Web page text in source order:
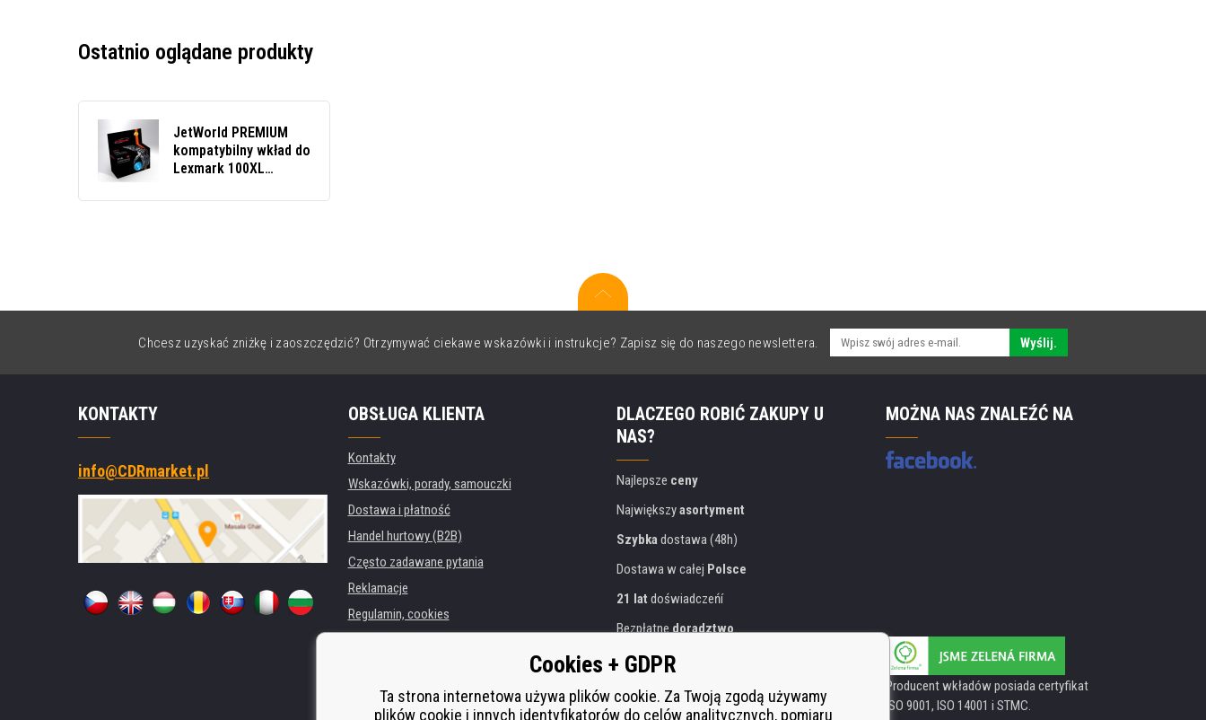
Ostatnio oglądane produkty
JetWorld PREMIUM
kompatybilny wkład do
Lexmark 100XL
(cyan)
Chcesz uzyskać zniżkę i zaoszczędzić? Otrzymywać ciekawe wskazówki i instrukcje? Zapisz się do naszego newslettera. Wyślij.
KONTAKTY
info@CDRmarket.pl
OBSŁUGA KLIENTA
Kontakty
Wskazówki, porady, samouczki
Dostawa i płatność
Handel hurtowy (B2B)
Często zadawane pytania
Reklamacje
Regulamin, cookies
Wynajem drukarek
DLACZEGO ROBIĆ ZAKUPY U
NAS?
Najlepsze ceny
Największyasortyment
Szybkadostawa (48h)
Dostawa w całej Polsce
21 lat doświadczeńí
Bezpłatnedoradztwo
Przyjazne podejście
Złoty certyfikat
Heureka
MOŻNA NAS ZNALEŹĆ NA
Producent wkładów posiada certyfikat
ISO 9001, ISO 14001 i STMC.
Cookies + GDPR
Ta strona internetowa używa plików cookie. Za Twoją zgodą używamy
plików cookie i innych identyfikatorów do celów analitycznych, pomiaru